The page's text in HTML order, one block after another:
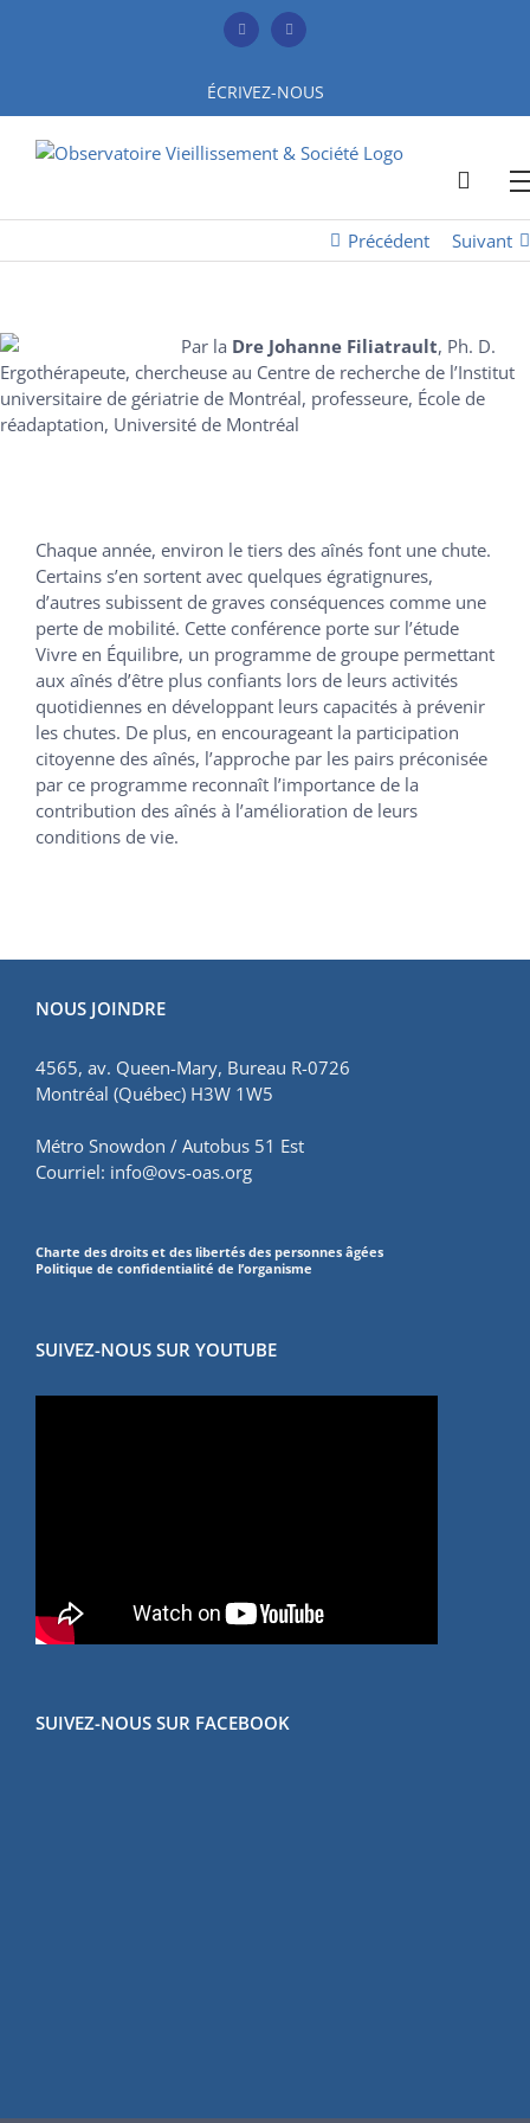
FacebookYouTube
ÉCRIVEZ-NOUS
Précédent Suivant
Par la Dre Johanne Filiatrault, Ph. D.
Ergothérapeute, chercheuse au Centre de recherche de l’Institut
universitaire de gériatrie de Montréal, professeure, École de
réadaptation, Université de Montréal
Chaque année, environ le tiers des aînés font une chute.
Certains s’en sortent avec quelques égratignures,
d’autres subissent de graves conséquences comme une
perte de mobilité. Cette conférence porte sur l’étude
Vivre en Équilibre, un programme de groupe permettant
aux aînés d’être plus confiants lors de leurs activités
quotidiennes en développant leurs capacités à prévenir
les chutes. De plus, en encourageant la participation
citoyenne des aînés, l’approche par les pairs préconisée
par ce programme reconnaît l’importance de la
contribution des aînés à l’amélioration de leurs
conditions de vie.
NOUS JOINDRE
4565, av. Queen-Mary, Bureau R-0726
Montréal (Québec) H3W 1W5
Métro Snowdon / Autobus 51 Est
Courriel: info@ovs-oas.org
Charte des droits et des libertés des personnes âgées
Politique de confidentialité de l’organisme
SUIVEZ-NOUS SUR YOUTUBE
SUIVEZ-NOUS SUR FACEBOOK